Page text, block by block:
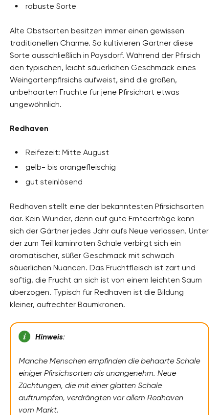
robuste Sorte
Alte Obstsorten besitzen immer einen gewissen
traditionellen Charme. So kultivieren Gärtner diese
Sorte ausschließlich in Poysdorf. Während der Pfirsich
den typischen, leicht säuerlichen Geschmack eines
Weingartenpfirsichs aufweist, sind die großen,
unbehaarten Früchte für jene Pfirsichart etwas
ungewöhnlich.
Redhaven
Reifezeit: Mitte August
gelb- bis orangefleischig
gut steinlösend
Redhaven stellt eine der bekanntesten Pfirsichsorten
dar. Kein Wunder, denn auf gute Ernteerträge kann
sich der Gärtner jedes Jahr aufs Neue verlassen. Unter
der zum Teil kaminroten Schale verbirgt sich ein
aromatischer, süßer Geschmack mit schwach
säuerlichen Nuancen. Das Fruchtfleisch ist zart und
saftig, die Frucht an sich ist von einem leichten Saum
überzogen. Typisch für Redhaven ist die Bildung
kleiner, aufrechter Baumkronen.
Hinweis:
Manche Menschen empfinden die behaarte Schale
einiger Pfirsichsorten als unangenehm. Neue
Züchtungen, die mit einer glatten Schale
auftrumpfen, verdrängten vor allem Redhaven
vom Markt.